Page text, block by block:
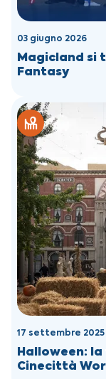
03 giugno 2026
Magicland si
Fantasy
17 settembre 2025
Halloween:
Cinecittà